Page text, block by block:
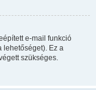
e-mail funkció
lehetőséget). Ez a
szükséges.